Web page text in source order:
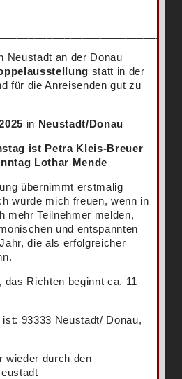
Neustadt an der Donau
statt in der
für die Anreisenden gut zu
in Neustadt/Donau
ist Petra Kleis-Breuer
Lothar Mende
übernimmt erstmalig
würde mich freuen, wenn in
mehr Teilnehmer melden,
und entspannten
die als erfolgreicher
das Richten beginnt ca. 11
93333 Neustadt/ Donau,
wieder durch den